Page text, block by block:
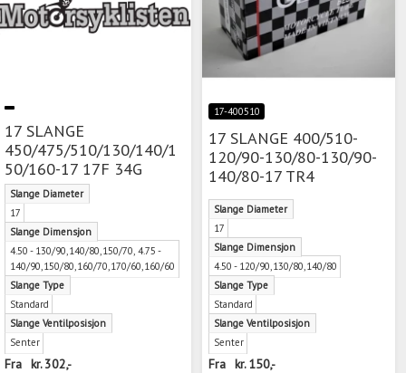
17 SLANGE
450/475/510/130/140/1
50/160-17 17F 34G
Slange Diameter
17
Slange Dimensjon
4.50 - 130/90,140/80,150/70, 4.75 -
140/90,150/80,160/70,170/60,160/60
Slange Type
Standard
Slange Ventilposisjon
Senter
Fra kr.302,-
17-400510
17 SLANGE 400/510-
120/90-130/80-130/90-
140/80-17 TR4
Slange Diameter
17
Slange Dimensjon
4.50 - 120/90,130/80,140/80
Slange Type
Standard
Slange Ventilposisjon
Senter
Fra kr.150,-